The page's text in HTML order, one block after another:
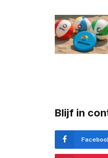
Blijf in